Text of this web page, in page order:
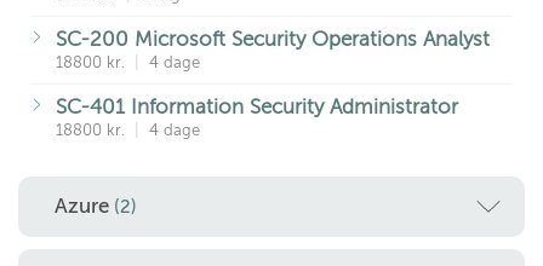
SC-200 Microsoft Security Operations Analyst
18800 kr. 4 dage
SC-401 Information Security Administrator
18800 kr. 4 dage
Azure (2)